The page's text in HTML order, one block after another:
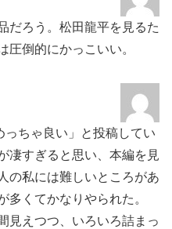
だろう。松田龍平を見るた
圧倒的にかっこいい。
ちゃ良い」と投稿してい
凄すぎると思い、本編を見
の私には難しいところがあ
多くてかなりやられた。
見えつつ、いろいろ詰まっ